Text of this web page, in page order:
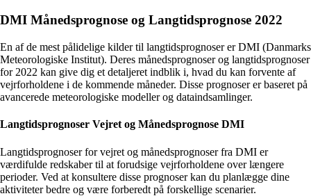
DMI Månedsprognose og Langtidsprognose 2022
En af de mest pålidelige kilder til langtidsprognoser er DMI (Danmarks
Meteorologiske Institut). Deres månedsprognoser og langtidsprognoser
for 2022 kan give dig et detaljeret indblik i, hvad du kan forvente af
vejrforholdene i de kommende måneder. Disse prognoser er baseret på
avancerede meteorologiske modeller og dataindsamlinger.
Langtidsprognoser Vejret og Månedsprognose DMI
Langtidsprognoser for vejret og månedsprognoser fra DMI er
værdifulde redskaber til at forudsige vejrforholdene over længere
perioder. Ved at konsultere disse prognoser kan du planlægge dine
aktiviteter bedre og være forberedt på forskellige scenarier.